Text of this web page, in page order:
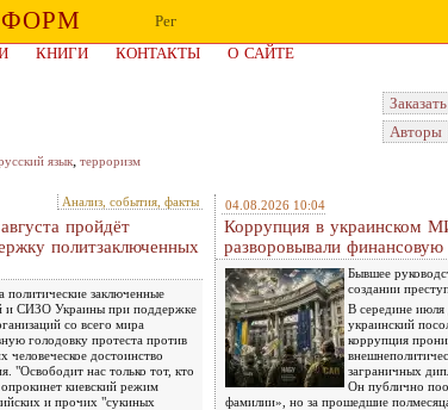
Рег
КНИГИ КОНТАКТЫ
О САЙТЕ
Авторы
язык, терроризм
Анализ, события, факты
пройдёт
политзаключенных
политические заключенные
и СИЗО Украины при поддержке
со всего мира
голодовку протеста против
достоинство
"Освободит нас только тот, кто
киевский режим
и прочих "сукиных
04.08.2026 10:04
Коррупция в украинском
разворовывали
Бывшее
создании
В середине
украинский
коррупция
заграничных
Он публично
фамилии», но за прошедшие